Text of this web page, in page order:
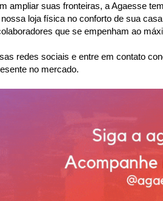
ampliar suas fronteiras, a Agaesse
loja física no conforto de sua
que se empenham ao
redes sociais e entre em contato
no mercado.